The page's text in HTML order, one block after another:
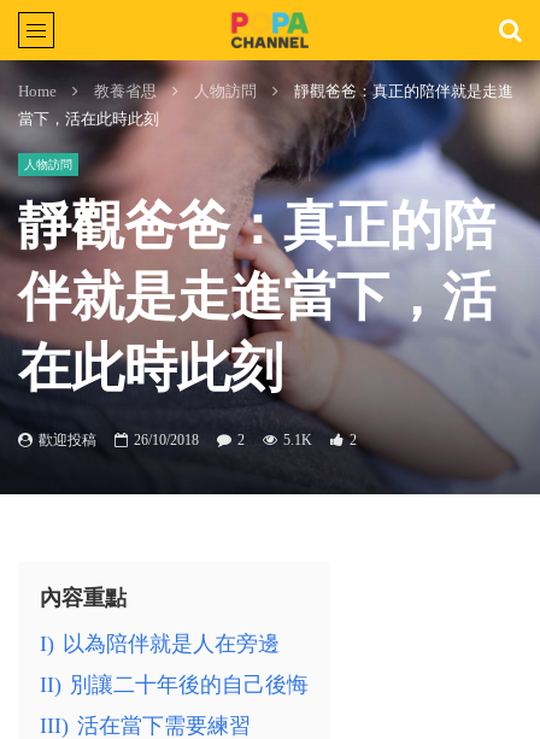
Home 教養省思 人物訪問
靜觀爸爸：真正的陪伴就是走進
當下，活在此時此刻
人物訪問
靜觀爸爸：真正的陪
伴就是走進當下，活
在此時此刻
歡迎投稿 26/10/2018 2 5.1K 2
內容重點
I) 以為陪伴就是人在旁邊
II) 別讓二十年後的自己後悔
III) 活在當下需要練習